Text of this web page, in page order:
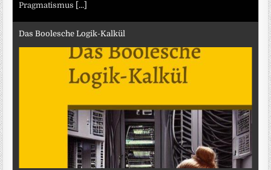
Pragmatismus [...]
Das Boolesche Logik-Kalkül